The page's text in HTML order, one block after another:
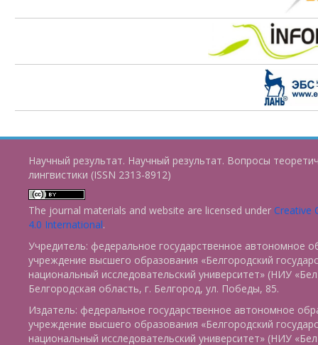
Научный результат. Научный результат. Вопросы
лингвистики (ISSN 2313-8912)
The journal materials and website are licensed under Creative
4.0 International.
Учредитель: федеральное государственное автономное
учреждение высшего образования «Белгородский
национальный исследовательский университет» (НИУ
Белгородская область, г. Белгород, ул. Победы, 85.
Издатель: федеральное государственное автономное
учреждение высшего образования «Белгородский
национальный исследовательский университет» (НИУ